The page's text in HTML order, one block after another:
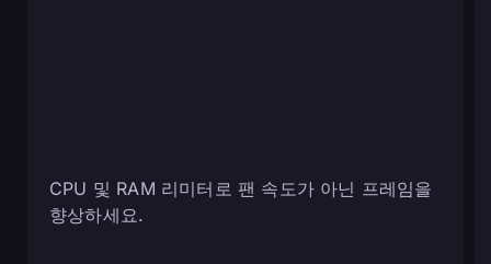
CPU 및 RAM 리미터로 팬 속도가 아닌 프레임을
향상하세요.